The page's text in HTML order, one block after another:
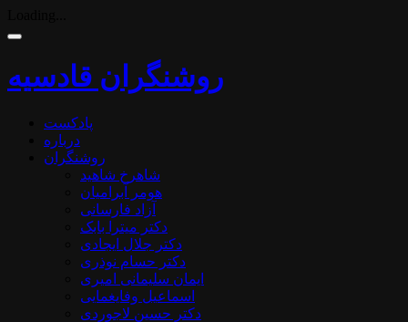
روشنگران قادسیه
پادکست
درباره
روشنگران
شاهرخ شاهید
هومر آبرامیان
آزاد فارسانی
دکتر میترا بابک
دکتر جلال ایجادی
دکتر حسام نوذری
ایمان سلیمانی امیری
اسماعیل وفایغمایی
دکتر حسین لاجوردی